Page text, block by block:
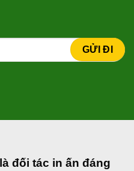
đối tác in ấn đáng